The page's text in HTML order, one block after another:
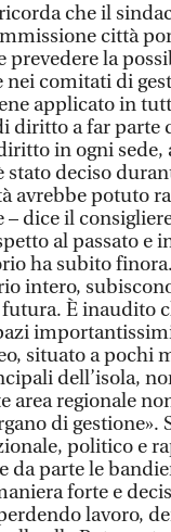
che il
città
prevedere la
nei comitati di
applicato in
diritto a far parte
in ogni sede,
stato deciso
avrebbe potuto
– dice il
al passato e
ha subito
intero,
È inaudito
situato a pochi
dell’isola,
area regionale
di gestione».
politico e
da parte le
forte e
lavoro,